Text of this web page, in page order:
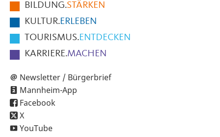
SeiteBILDUNG.STÄRKEN
KULTUR.ERLEBEN
TOURISMUS.ENTDECKEN
KARRIERE.MACHEN
Newsletter / Bürgerbrief
Mannheim-App
Facebook
X
YouTube